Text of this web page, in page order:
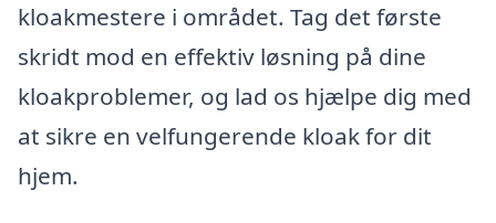
kloakmestere i området. Tag det første
skridt mod en effektiv løsning på dine
kloakproblemer, og lad os hjælpe dig med
at sikre en velfungerende kloak for dit
hjem.